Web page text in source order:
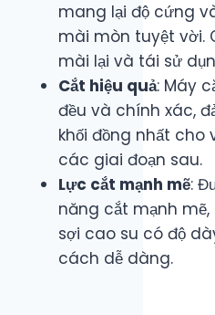
mang lại độ cứng
mài mòn tuyệt vời.
mài lại và tái sử
Cắt hiệu quả: Máy
đều và chính xác,
khối đồng nhất cho
các giai đoạn sau.
Lực cắt mạnh mẽ:
năng cắt mạnh
sợi cao su có độ
cách dễ dàng.